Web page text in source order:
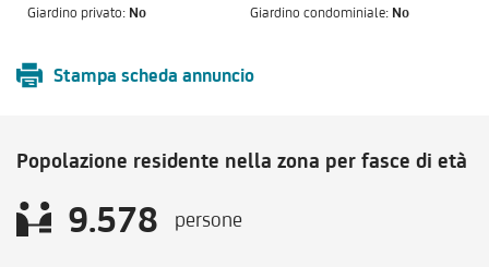
Giardino privato: No Giardino condominiale: No
Stampa scheda annuncio
Popolazione residente nella zona per fasce di età
9.578 persone